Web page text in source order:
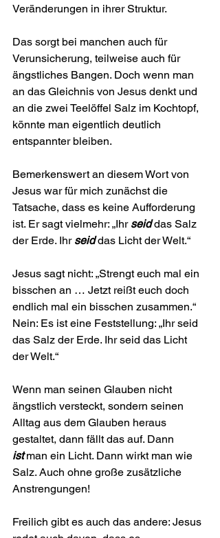
Veränderungen in ihrer Struktur.
Das sorgt bei manchen auch für
Verunsicherung, teilweise auch für
ängstliches Bangen. Doch wenn man
an das Gleichnis von Jesus denkt und
an die zwei Teelöffel Salz im Kochtopf,
könnte man eigentlich deutlich
entspannter bleiben.
Bemerkenswert an diesem Wort von
Jesus war für mich zunächst die
Tatsache, dass es keine Aufforderung
ist. Er sagt vielmehr: „Ihr seid das Salz
der Erde. Ihr seid das Licht der Welt.“
Jesus sagt nicht: „Strengt euch mal ein
bisschen an … Jetzt reißt euch doch
endlich mal ein bisschen zusammen.“
Nein: Es ist eine Feststellung: „Ihr seid
das Salz der Erde. Ihr seid das Licht
der Welt.“
Wenn man seinen Glauben nicht
ängstlich versteckt, sondern seinen
Alltag aus dem Glauben heraus
gestaltet, dann fällt das auf. Dann
ist man ein Licht. Dann wirkt man wie
Salz. Auch ohne große zusätzliche
Anstrengungen!
Freilich gibt es auch das andere: Jesus